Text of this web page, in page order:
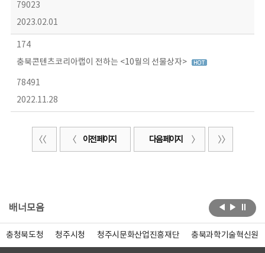
79023
2023.02.01
174
충북콘텐츠코리아랩이 전하는 <10월의 선물상자>
78491
2022.11.28
이전 페이지 다음 페이지
배너모음
충청북도청 청주시청 청주시문화산업진흥재단 충북과학기술혁신원